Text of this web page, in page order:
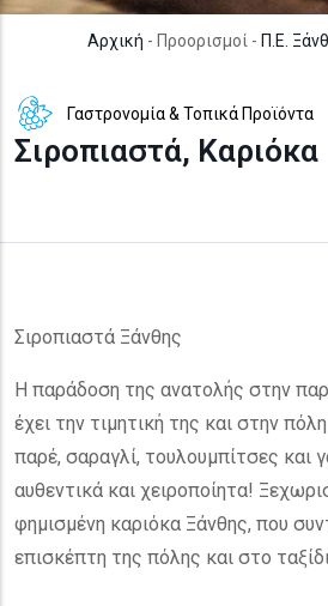
Αρχική - Προορισμοί - Π.Ε.
Γαστρονομία & Τοπικά Προϊόντα
Σιροπιαστά, Καριόκα
Σιροπιαστά Ξάνθης
Η παράδοση της ανατολής στην
έχει την τιμητική της και στην
παρέ, σαραγλί, τουλουμπίτσες και
αυθεντικά και χειροποίητα!
φημισμένη καριόκα Ξάνθης, που
επισκέπτη της πόλης και στο